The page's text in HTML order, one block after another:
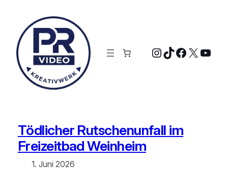
springen
Instagram
TikTok
X
Tödlicher Rutschenunfall im
Freizeitbad Weinheim
1. Juni 2026